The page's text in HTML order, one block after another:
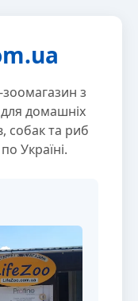
зоомагазин з
домашніх
собак та риб
Україні.